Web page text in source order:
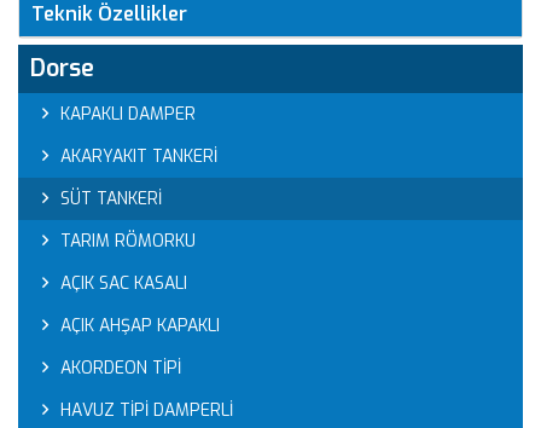
Dorse
KAPAKLI DAMPER
AKARYAKIT TANKERİ
SÜT TANKERİ
TARIM RÖMORKU
AÇIK SAC KASALI
AÇIK AHŞAP KAPAKLI
AKORDEON TİPİ
HAVUZ TİPİ DAMPERLİ
Teknik Özellikler